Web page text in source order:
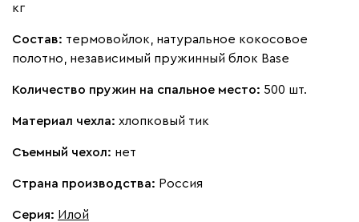
кг
Состав: термовойлок, натуральное кокосовое
полотно, независимый пружинный блок Base
Количество пружин на спальное место: 500 шт.
Материал чехла: хлопковый тик
Съемный чехол: нет
Страна производства: Россия
Серия: Илой